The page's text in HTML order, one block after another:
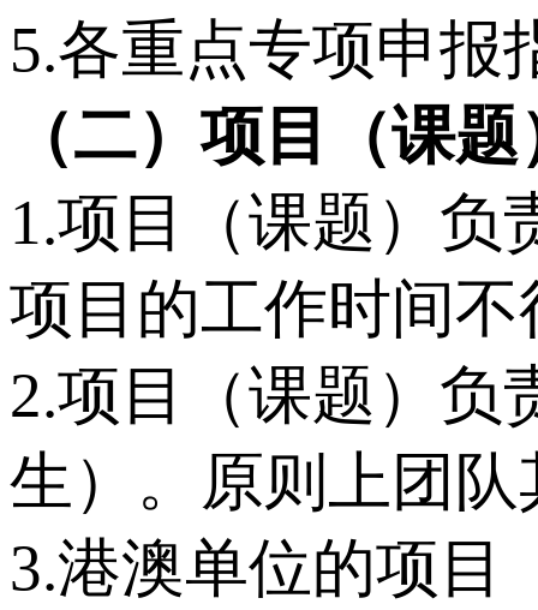
5.各重点专项申报
（二）项目（课
1.项目（课题）负
项目的工作时间
2.项目（课题）负
生）。原则上团
3.港澳单位的项目